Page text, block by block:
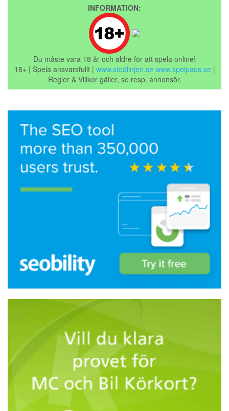
INFORMATION:
Du måste vara 18 år och äldre för att spela online!
18+ | Spela ansvarsfullt | www.stodlinjen.se www.spelpaus.se |
Regler & Villkor gäller, se resp. annonsör.